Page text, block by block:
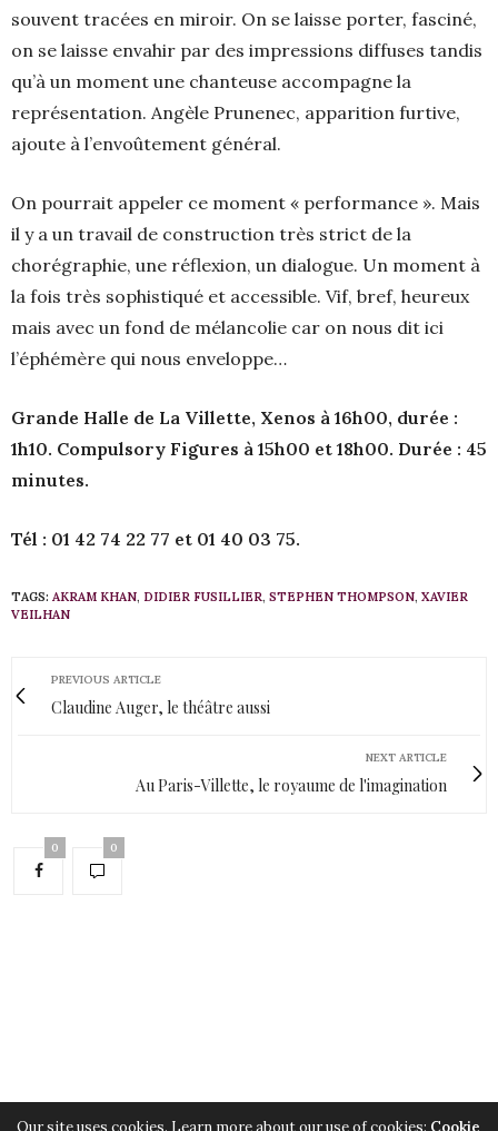
souvent tracées en miroir. On se laisse porter, fasciné,
on se laisse envahir par des impressions diffuses tandis
qu’à un moment une chanteuse accompagne la
représentation. Angèle Prunenec, apparition furtive,
ajoute à l’envoûtement général.
On pourrait appeler ce moment « performance ». Mais
il y a un travail de construction très strict de la
chorégraphie, une réflexion, un dialogue. Un moment à
la fois très sophistiqué et accessible. Vif, bref, heureux
mais avec un fond de mélancolie car on nous dit ici
l’éphémère qui nous enveloppe…
Grande Halle de La Villette, Xenos à 16h00, durée :
1h10. Compulsory Figures à 15h00 et 18h00. Durée : 45
minutes.
Tél : 01 42 74 22 77 et 01 40 03 75.
TAGS: AKRAM KHAN, DIDIER FUSILLIER, STEPHEN THOMPSON, XAVIER
VEILHAN
PREVIOUS ARTICLE
Claudine Auger, le théâtre aussi
NEXT ARTICLE
Au Paris-Villette, le royaume de l'imagination
0 0
Our site uses cookies. Learn more about our use of cookies: Cookie